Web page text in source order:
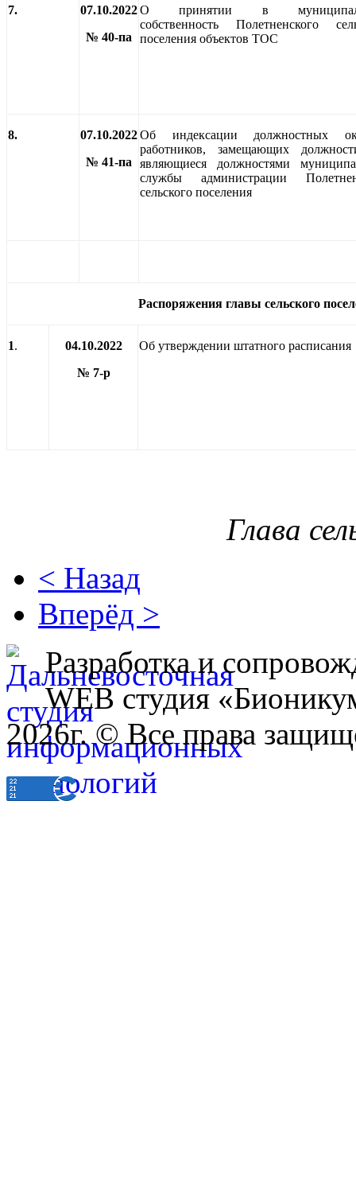
7.
07.10.2022
№ 40-па
О принятии в
собственность Полетненского
поселения объектов ТОС
8.
07.10.2022
№ 41-па
Об индексации должностных
работников, замещающих
являющиеся должностями
службы администрации
сельского поселения
Распоряжения главы сельского
1.
04.10.2022
№ 7-р
Об утверждении штатного расписания
Глава
< Назад
Вперёд >
Разработка и
WEB студия
2026г. © Все права